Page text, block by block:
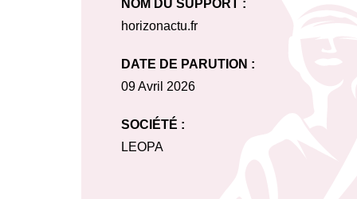
NOM DU SUPPORT :
horizonactu.fr
DATE DE PARUTION :
09 Avril 2026
SOCIÉTÉ :
LEOPA